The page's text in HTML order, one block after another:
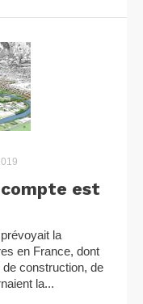
est
la
en France, dont
construction, de
la...